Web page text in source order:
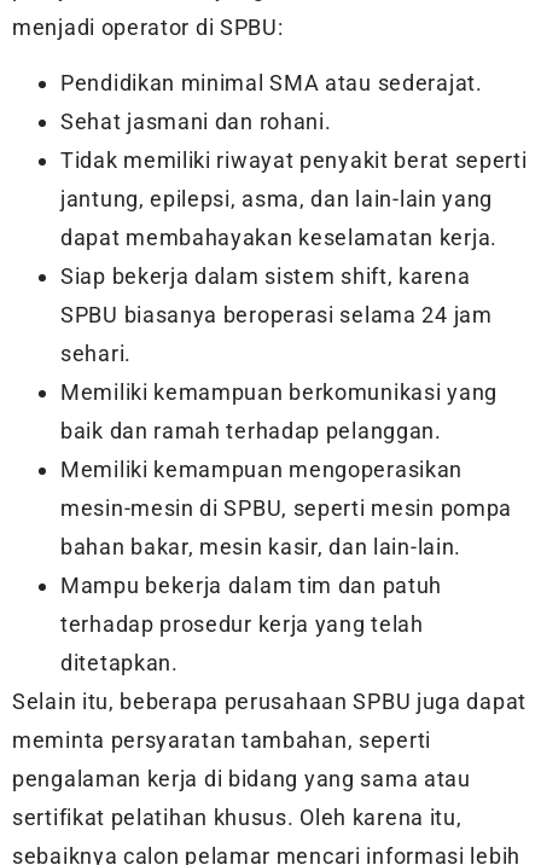
menjadi operator di SPBU:
Pendidikan minimal SMA atau sederajat.
Sehat jasmani dan rohani.
Tidak memiliki riwayat penyakit berat seperti
jantung, epilepsi, asma, dan lain-lain yang
dapat membahayakan keselamatan kerja.
Siap bekerja dalam sistem shift, karena
SPBU biasanya beroperasi selama 24 jam
sehari.
Memiliki kemampuan berkomunikasi yang
baik dan ramah terhadap pelanggan.
Memiliki kemampuan mengoperasikan
mesin-mesin di SPBU, seperti mesin pompa
bahan bakar, mesin kasir, dan lain-lain.
Mampu bekerja dalam tim dan patuh
terhadap prosedur kerja yang telah
ditetapkan.
Selain itu, beberapa perusahaan SPBU juga dapat
meminta persyaratan tambahan, seperti
pengalaman kerja di bidang yang sama atau
sertifikat pelatihan khusus. Oleh karena itu,
sebaiknya calon pelamar mencari informasi lebih